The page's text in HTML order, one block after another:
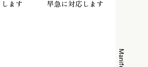
ます 早急に対応します